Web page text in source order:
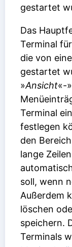
gestartet
Das
Terminal
die von
gestartet
»Ansicht«-»
Terminal
festlegen
den
lange
soll, wenn
Außerdem
löschen
speichern.
Terminals